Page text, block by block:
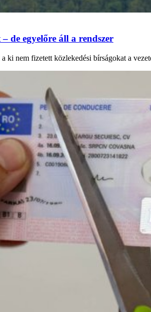
de egyelőre áll a rendszer
ki nem fizetett közlekedési bírságokat a